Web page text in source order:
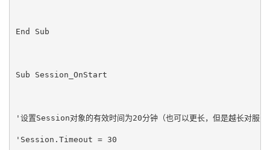
End Sub
Sub Session_OnStart
'设置Session对象的有效时间为20分钟（也可以更长，但是越长对
'Session.Timeout = 30